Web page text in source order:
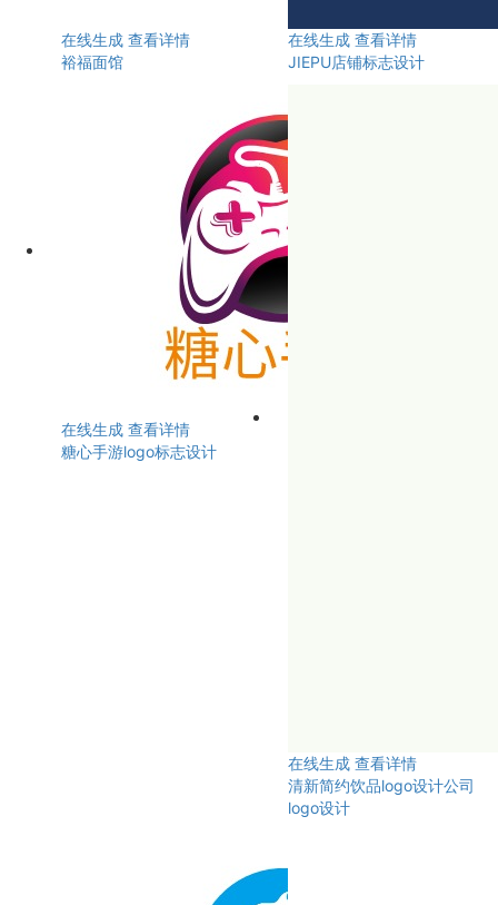
在线生成 查看详情
裕福面馆
在线生成 查看详情
JIEPU店铺标志设计
在线生成 查看详情
糖心手游logo标志设计
在线生成 查看详情
清新简约饮品logo设计公司
logo设计